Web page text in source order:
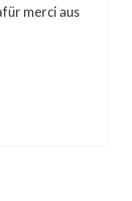
merci aus